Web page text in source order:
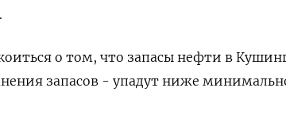
о том, что запасы нефти в
запасов - упадут ниже